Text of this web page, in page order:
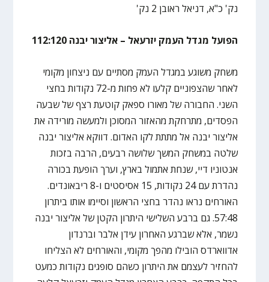
נק' כ"א, דניאל ראובן 2 נק'
הפועל מגדל העמק יזרעאל – אליצור יבנה 112:120
משחק משוגע במגדל העמק מסתיים עם ניצחון מקומי
לאחר שהצפוניים קלעו לא פחות מ-72 נקודות בחצי
השני. החבורה של מאורו ספאק קוטעת רצף של שבעה
הפסדים, מתרחקת מהאזור המסוכן ולמעשה מורידה את
אליצור יבנה אל מתתת לקו האדום. דווקא אליצור יבנה
שלטה במשחק המשך שלושה רבעים, הרבה בזכות
אנטוניו דיי, שנחת אתמול בארץ, וערך הופעת בכורה
נהדרת עם 24 נקודות, 15 אסיסטים ו-8 ריבאונדים.
האורחים נראו נהדר בחצי הראשון וסיימו אותו ביתרון
57:48. גם ברבע השלישי היתרון הקטן של אליצור יבנה
נשמר, אלא שברגע האחרון עידן אלבר וברנדון
אדווארדס הובילו מהפך מקומי, והאורחים לא הצליחו
להחזיר לעצמם את היתרון כשהם סופגים נקודות כמעט